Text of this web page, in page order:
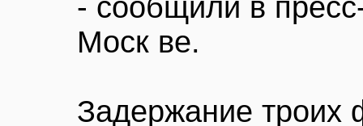
- сообщили в
Моск ве.
Задержание троих